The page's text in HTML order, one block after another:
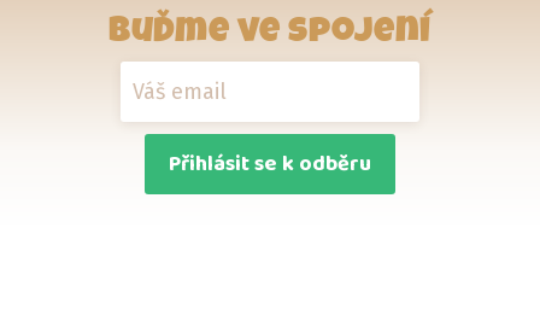
Buďme ve spojení
Přihlásit se k odběru